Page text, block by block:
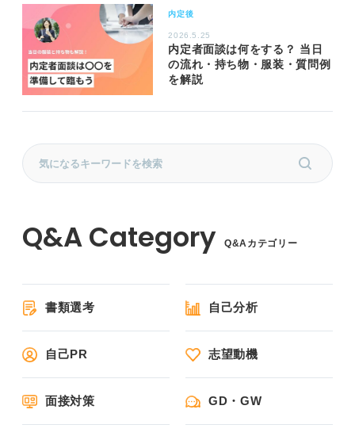
内定後
2026.5.25
内定者面談は何をする？ 当日
の流れ・持ち物・服装・質問例
を解説
Q&Aカテゴリー
書類選考 自己分析
自己PR 志望動機
面接対策 GD・GW